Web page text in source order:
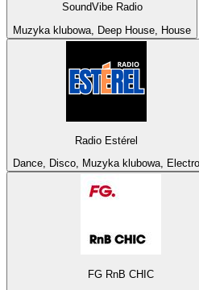
SoundVibe Radio
Muzyka klubowa, Deep House, House
Radio Estérel
Dance, Disco, Muzyka klubowa, Electro
FG RnB CHIC